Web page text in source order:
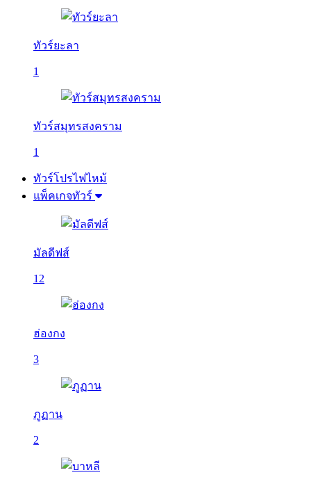
ทัวร์ยะลา
1
ทัวร์สมุทรสงคราม
1
ทัวร์โปรไฟไหม้
แพ็คเกจทัวร์
มัลดีฟส์
12
ฮ่องกง
3
ภูฏาน
2